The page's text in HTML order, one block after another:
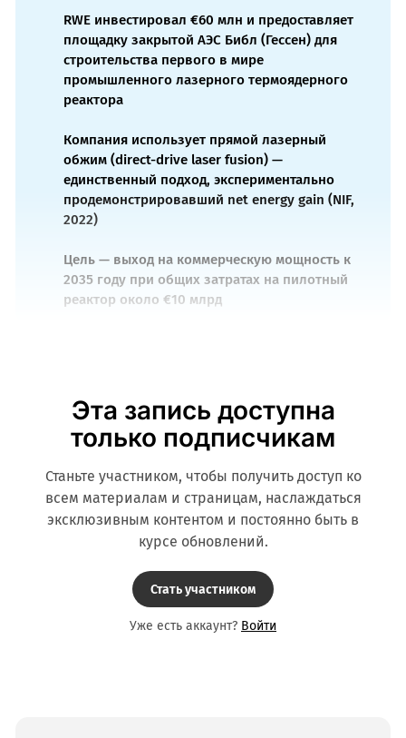
RWE инвестировал €60 млн и предоставляет
площадку закрытой АЭС Библ (Гессен) для
строительства первого в мире
промышленного лазерного термоядерного
реактора
Компания использует прямой лазерный
обжим (direct-drive laser fusion) —
единственный подход, экспериментально
продемонстрировавший net energy gain (NIF,
2022)
Цель — выход на коммерческую мощность к
2035 году при общих затратах на пилотный
реактор около €10 млрд
Эта запись доступна
только подписчикам
Станьте участником, чтобы получить доступ ко
всем материалам и страницам, наслаждаться
эксклюзивным контентом и постоянно быть в
курсе обновлений.
Стать участником
Уже есть аккаунт? Войти